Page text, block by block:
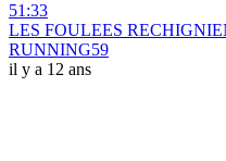
51:33
LES FOULEES
RUNNING59
il y a 12 ans